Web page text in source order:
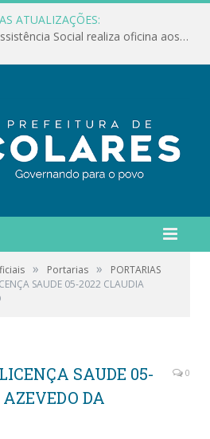
ATUALIZAÇÕES:
Conselho Municipal de Assistência Social realiza oficina aos servidores
» Portarias »
PORTARIAS
SAUDE 05-2022 CLAUDIA
SAUDE 05-
DA
0